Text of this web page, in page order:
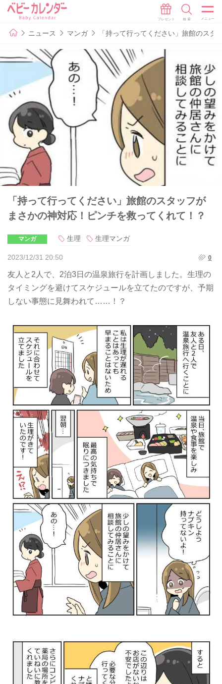
ニュース マンガ 「持って行ってください」旅館のス
「持って行ってください」旅館のスタッフが
まさかの神対応！ピンチを救ってくれて！？
マンガ 生理 生理マンガ
2023/12/31 20:50 0
友人と2人で、2泊3日の温泉旅行を計画しました。生理の
タイミングを避けてスケジュールを立てたのですが、予期
しない事態に見舞われて……！？